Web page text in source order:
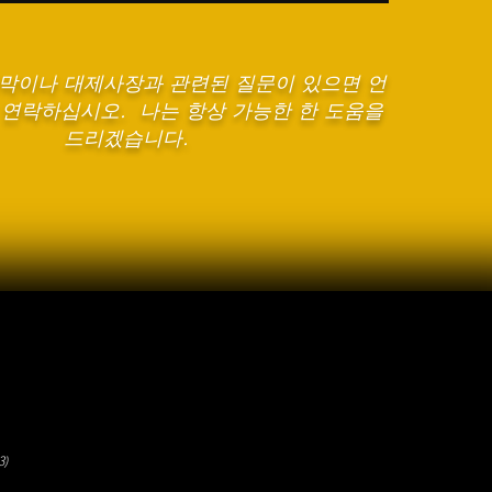
이나 대제사장과 관련된 질문이 있으면 언
락하십시오. 나는 항상 가능한 한 도움을
드리겠습니다.